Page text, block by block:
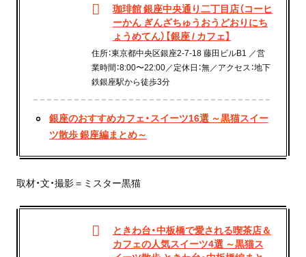
珈琲館 銀座中央通り二丁目店（コーヒ
ーかん ぎんざちゅうおうどおりにち
ょうめてん）【銀座 / カフェ】
住所：東京都中央区銀座2-7-18 藤田ビルB1 ／営
業時間：8:00〜22:00／定休日：無／アクセス：地下
鉄銀座駅から徒歩3分
銀座のおすすめカフェ・スイーツ16選 ～黒猫スイー
ツ散歩 銀座編まとめ～
取材・文・撮影＝ミスター黒猫
ときわ台・中板橋で愛される喫茶店＆
カフェの人気スイーツ4選 ～黒猫ス